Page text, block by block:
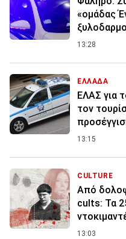
«ομάδας
13:28
ΕΛΛΑΔΑ
ΕΛΑΣ για
τον
13:15
CULTURE
Από
cults: Τα
13:03